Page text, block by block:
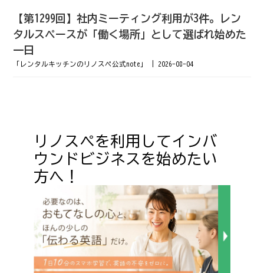
【第1299回】社内ミーティング利用が3件。レン
タルスペースが「働く場所」として選ばれ始めた
一日
「レンタルキッチンのリノスペ公式note」 2026-08-04
リノスペを利用してインバ
ウンドビジネスを始めたい
方へ！